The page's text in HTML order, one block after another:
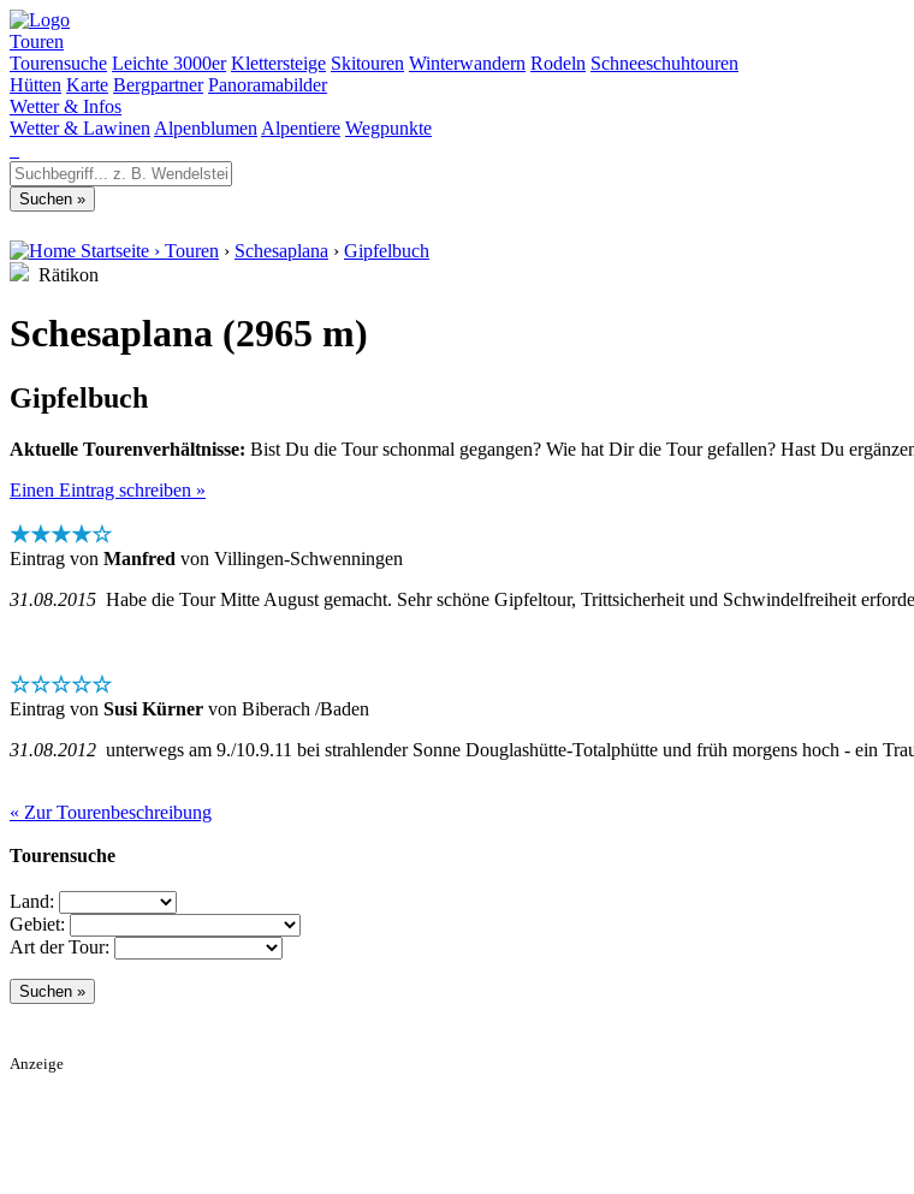
Touren
Tourensuche Leichte 3000er Klettersteige Skitouren Winterwandern Rodeln Schneeschuhtouren
Hütten Karte Bergpartner Panoramabilder
Wetter & Infos
Wetter & Lawinen Alpenblumen Alpentiere Wegpunkte
Startseite › Touren › Schesaplana › Gipfelbuch
Rätikon
Schesaplana (2965 m)
Gipfelbuch
Aktuelle Tourenverhältnisse: Bist Du die Tour schonmal gegangen? Wie hat Dir die Tour gefallen? Hast Du
Einen Eintrag schreiben »
★★★★☆
Eintrag von Manfred von Villingen-Schwenningen
31.08.2015 Habe die Tour Mitte August gemacht. Sehr schöne Gipfeltour, Trittsicherheit und Schwindelfreiheit
☆☆☆☆☆
Eintrag von Susi Kürner von Biberach /Baden
31.08.2012 unterwegs am 9./10.9.11 bei strahlender Sonne Douglashütte-Totalphütte und früh morgens hoch - ein
« Zur Tourenbeschreibung
Tourensuche
Land:
Gebiet:
Art der Tour:
Anzeige